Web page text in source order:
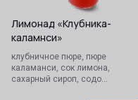
Лимонад «Клубника-
каламнси»
клубничное пюре, пюре
каламанси, сок лимона,
сахарный сироп, содо…